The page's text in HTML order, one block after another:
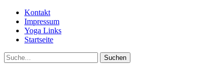
Kontakt
Impressum
Yoga Links
Startseite
Suche